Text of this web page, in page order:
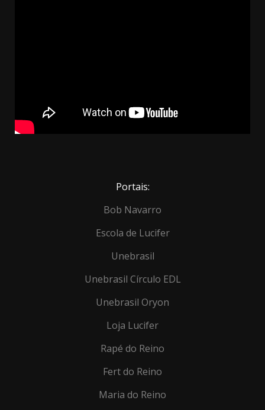
Portais:
Bob Navarro
Escola de Lucifer
Unebrasil
Unebrasil Círculo EDL
Unebrasil Oryon
Loja Lucifer
Rapé do Reino
Fert do Reino
Maria do Reino